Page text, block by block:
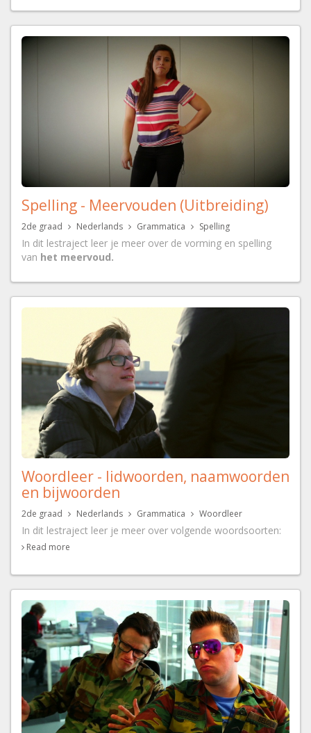
Spelling - Meervouden (Uitbreiding)
2de graad Nederlands Grammatica Spelling
In dit lestraject leer je meer over de vorming en spelling
van het meervoud.
Woordleer - lidwoorden, naamwoorden
en bijwoorden
2de graad Nederlands Grammatica Woordleer
In dit lestraject leer je meer over volgende woordsoorten:
- het bepaald
- hetzelfstandigen hetbijvoeglijk naamwoord
- hetbijwoord
Read more